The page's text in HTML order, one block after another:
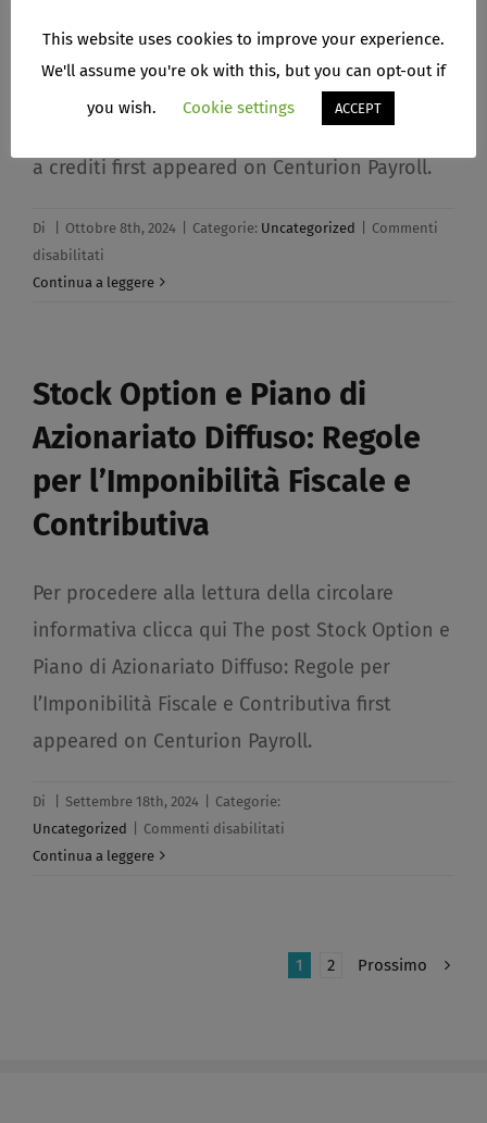
punti circolare CENTURION Ispettorato
nazionale del lavoro The post Nuova patente
a crediti first appeared on Centurion Payroll.
Di Ottobre 8th, 2024 Categorie: Uncategorized
Commenti
disabilitati
Nuova
Continua a leggere
Stock Option e Piano di
Azionariato Diffuso: Regole
per l’Imponibilità Fiscale e
Contributiva​
Per procedere alla lettura della circolare
informativa clicca qui The post Stock Option e
Piano di Azionariato Diffuso: Regole per
l’Imponibilità Fiscale e Contributiva first
appeared on Centurion Payroll.
Di Settembre 18th, 2024
Categorie:
Uncategorized
Commenti disabilitati
Continua a leggere
1 2 Prossimo
This website uses cookies to improve your experience.
We'll assume you're ok with this, but you can opt-out if
you wish.
Cookie settings ACCEPT